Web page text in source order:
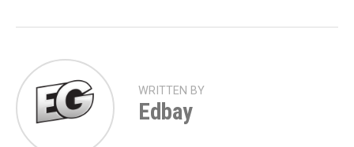
WRITTEN BY
Edbay